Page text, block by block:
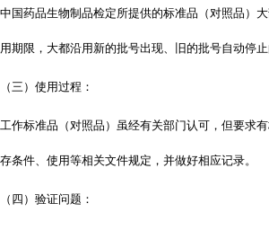
中国药品生物制品检定所提供的标准品（对照品）
用期限，大都沿用新的批号出现、旧的批号自动停止
（三）使用过程：
工作标准品（对照品）虽经有关部门认可，但要求
存条件、使用等相关文件规定，并做好相应记录。
（四）验证问题：